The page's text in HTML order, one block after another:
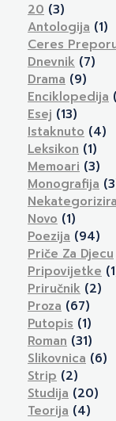
20 (3)
Antologija (1)
Ceres
Dnevnik (7)
Drama (9)
Enciklopedija
Esej (13)
Istaknuto (4)
Leksikon (1)
Memoari (3)
Monografija
Novo (1)
Poezija (94)
Priče Za Djecu
Pripovijetke
Priručnik (2)
Proza (67)
Putopis (1)
Roman (31)
Slikovnica (6)
Strip (2)
Studija (20)
Teorija (4)